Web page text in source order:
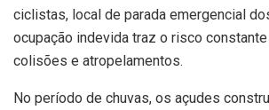
ciclistas, local de parada emergencial
ocupação indevida traz o risco
colisões e atropelamentos.
No período de chuvas, os açudes